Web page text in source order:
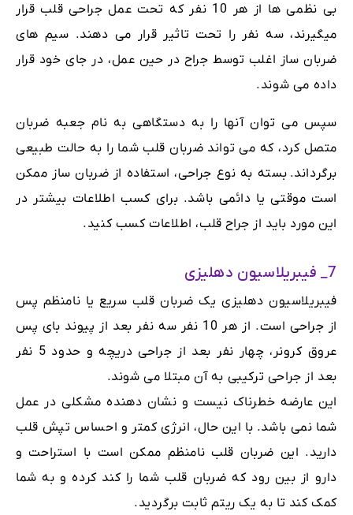
بی نظمی ها از هر 10 نفر که تحت عمل جراحی قلب قرار
میگیرند، سه نفر را تحت تاثیر قرار می دهند. سیم های
ضربان ساز اغلب توسط جراح در حین عمل، در جای خود قرار
داده می شوند.
سپس می توان آنها را به دستگاهی به نام جعبه ضربان
متصل کرد، که می تواند ضربان قلب شما را به حالت طبیعی
برگرداند. بسته به نوع جراحی، استفاده از ضربان ساز ممکن
است موقتی یا دائمی باشد. برای کسب اطلاعات بیشتر در
این مورد باید از جراح قلب، اطلاعات کسب کنید.
7_ فیبریلاسیون دهلیزی
فیبریلاسیون دهلیزی یک ضربان قلب سریع یا نامنظم پس
از جراحی است. از هر 10 نفر سه نفر بعد از پیوند بای پس
عروق کرونر، چهار نفر بعد از جراحی دریچه و حدود 5 نفر
بعد از جراحی ترکیبی به آن مبتلا می شوند.
این عارضه خطرناک نیست و نشان دهنده مشکلی در عمل
شما نمی باشد. با این حال، انرژی کمتر و احساس تپش قلب
دارید. این ضربان قلب نامنظم ممکن است با استراحت و
دارو از بین رود که ضربان قلب شما را کند کرده و به شما
کمک کند تا به یک ریتم ثابت برگردید.